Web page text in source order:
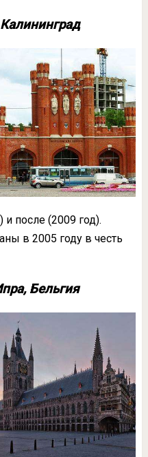
после (2009 год).
в 2005 году в честь
Бельгия